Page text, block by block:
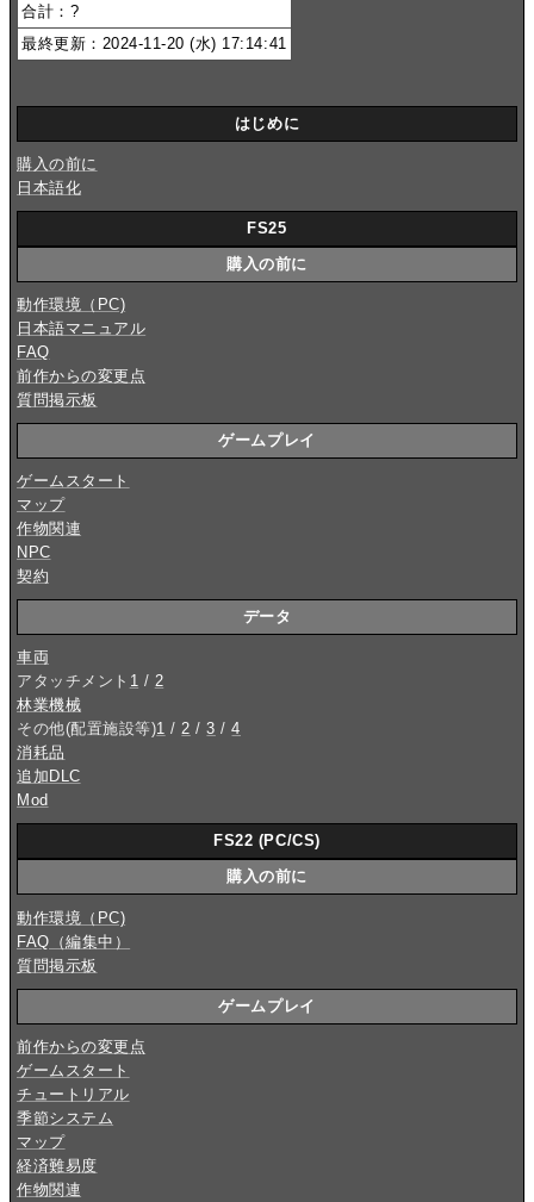
合計： ?
最終更新：2024-11-20 (水) 17:14:41
はじめに
購入の前に
日本語化
FS25
購入の前に
動作環境（PC)
日本語マニュアル
FAQ
前作からの変更点
質問掲示板
ゲームプレイ
ゲームスタート
マップ
作物関連
NPC
契約
データ
車両
アタッチメント 1 / 2
林業機械
その他(配置施設等)1 /2 /3 /4
消耗品
追加DLC
Mod
FS22 (PC/CS)
購入の前に
動作環境（PC)
FAQ（編集中）
質問掲示板
ゲームプレイ
前作からの変更点
ゲームスタート
チュートリアル
季節システム
マップ
経済難易度
作物関連